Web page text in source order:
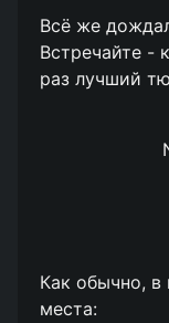
Всё же
Встречайте -
раз лучший
Как обычно,
места: